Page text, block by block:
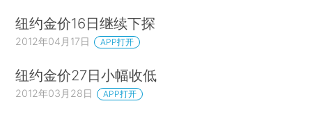
纽约金价16日继续下探
2012年04月17日 APP打开
纽约金价27日小幅收低
2012年03月28日 APP打开